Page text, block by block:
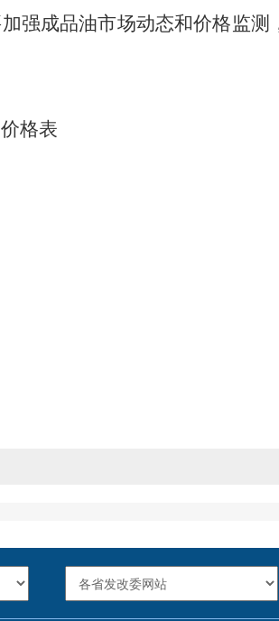
强成品油市场动态和价格监
价格表